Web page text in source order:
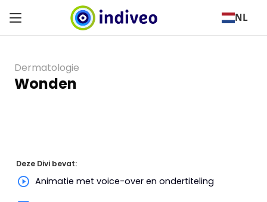
NL
Dermatologie
Wonden
Deze Divi bevat:
Animatie met voice-over en ondertiteling